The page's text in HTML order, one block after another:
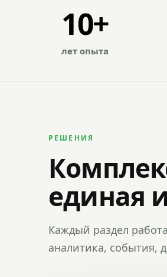
10+
лет опыта
РЕШЕНИЯ
единая
Каждый раздел
аналитика, события,